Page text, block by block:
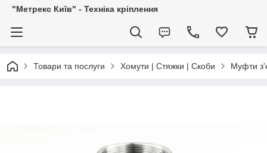
"Метрекс Київ" - Техніка кріплення
Товари та послуги Хомути | Стяжки | Скоби Муфти